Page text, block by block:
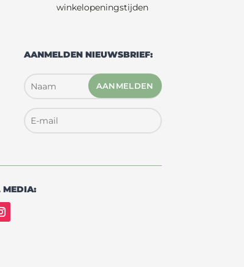
winkelopeningstijden
AANMELDEN NIEUWSBRIEF:
AANMELDEN
MEDIA: